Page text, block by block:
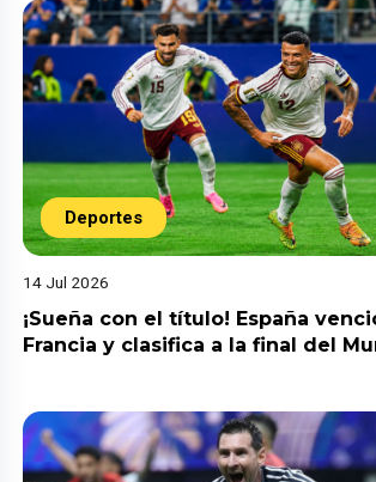
Deportes
14 Jul 2026
¡Sueña con el título! España
Francia y clasifica a la final del